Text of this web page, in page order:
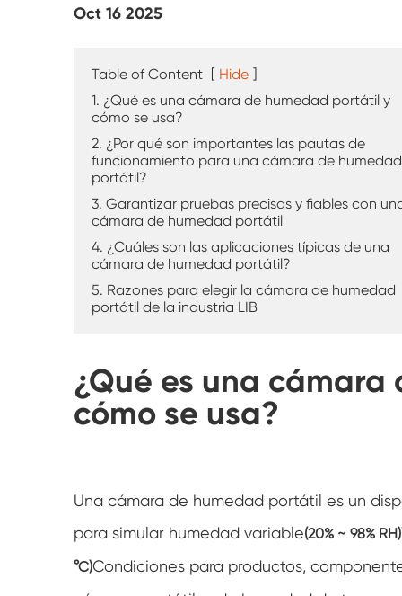
Cámara de prueba de lluvia
Cámara de paseo
Cámara de prueba especial
Equipo de prueba IP
Oct 16 2025
Table of Content [ Hide ]
1. ¿Qué es una cámara de humedad portátil y
cómo se usa?
2. ¿Por qué son importantes las pautas de
funcionamiento para una cámara de humedad
portátil?
3. Garantizar pruebas precisas y fiables con
cámara de humedad portátil
4. ¿Cuáles son las aplicaciones típicas de una
cámara de humedad portátil?
5. Razones para elegir la cámara de humedad
portátil de la industria LIB
¿Qué es una
cómo se usa?
Una cámara de humedad portátil es un
para simular humedad variable(20% ~ 98% RH)
°C)Condiciones para productos,